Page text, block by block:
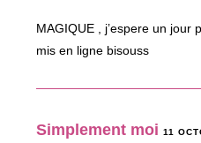
MAGIQUE , j’espere un jour
mis en ligne bisouss
Simplement moi 11